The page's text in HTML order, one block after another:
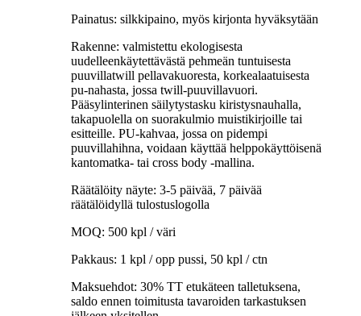
Painatus: silkkipaino, myös kirjonta hyväksytään
Rakenne: valmistettu ekologisesta
uudelleenkäytettävästä pehmeän tuntuisesta
puuvillatwill pellavakuoresta, korkealaatuisesta
pu-nahasta, jossa twill-puuvillavuori.
Pääsylinterinen säilytystasku kiristysnauhalla,
takapuolella on suorakulmio muistikirjoille tai
esitteille. PU-kahvaa, jossa on pidempi
puuvillahihna, voidaan käyttää helppokäyttöisenä
kantomatka- tai cross body -mallina.
Räätälöity näyte: 3-5 päivää, 7 päivää
räätälöidyllä tulostuslogolla
MOQ: 500 kpl / väri
Pakkaus: 1 kpl / opp pussi, 50 kpl / ctn
Maksuehdot: 30% TT etukäteen talletuksena,
saldo ennen toimitusta tavaroiden tarkastuksen